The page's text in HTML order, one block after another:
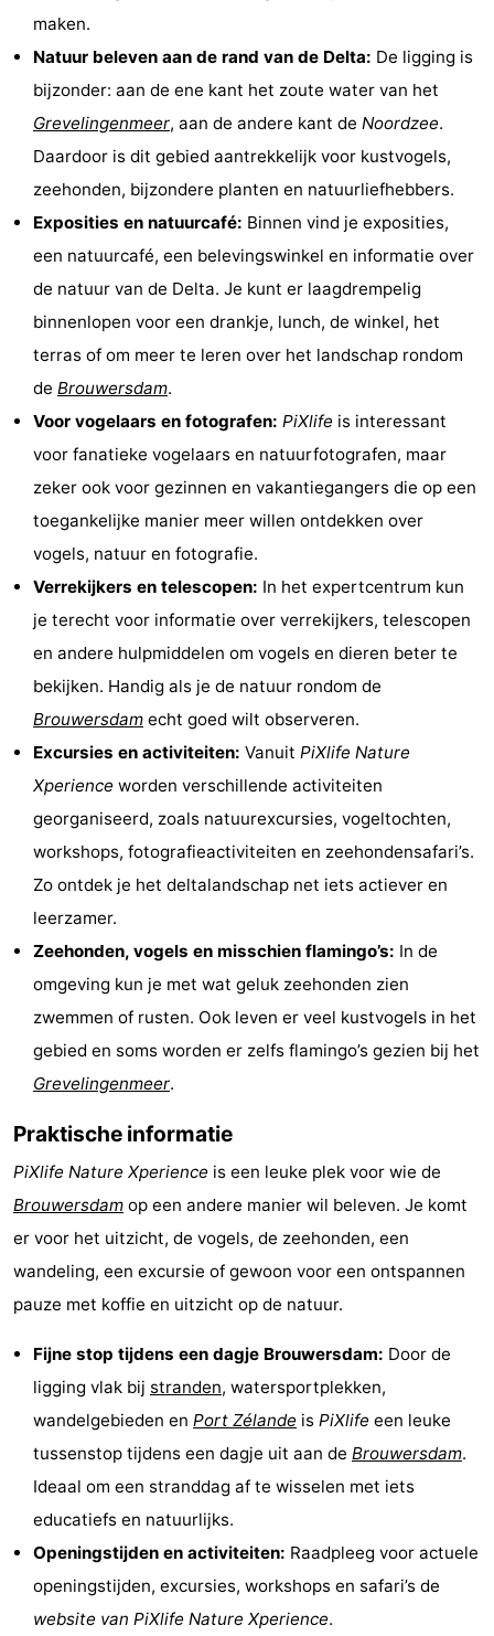
doen
Bezienswaardigheden
Musea
Monumenten
Uitkijkpunten
Attracties
Rondvaarten
Speeltuinen
Binnenspeeltuinen
Wellness
centra
Dorpen
Steden
Natuur
Sporten
Zwembaden
Surfen
Eten
drinken
Evenementen
Praktisch
Forum
Route
Parkeren
Medische
adressen
Reisboekenwinkel
Nieuws
Regio
Holland
-
Natuur
Duin
Katwijk
Den
maken.
Natuur beleven aan de rand van de Delta: De ligging is
bijzonder: aan de ene kant het zoute water van het
Grevelingenmeer, aan de andere kant de Noordzee.
Daardoor is dit gebied aantrekkelijk voor kustvogels,
zeehonden, bijzondere planten en natuurliefhebbers.
Exposities en natuurcafé: Binnen vind je exposities,
een natuurcafé, een belevingswinkel en informatie over
de natuur van de Delta. Je kunt er laagdrempelig
binnenlopen voor een drankje, lunch, de winkel, het
terras of om meer te leren over het landschap rondom
de Brouwersdam.
Voor vogelaars en fotografen: PiXlife is interessant
voor fanatieke vogelaars en natuurfotografen, maar
zeker ook voor gezinnen en vakantiegangers die op een
toegankelijke manier meer willen ontdekken over
vogels, natuur en fotografie.
Verrekijkers en telescopen: In het expertcentrum kun
je terecht voor informatie over verrekijkers, telescopen
en andere hulpmiddelen om vogels en dieren beter te
bekijken. Handig als je de natuur rondom de
Brouwersdam echt goed wilt observeren.
Excursies en activiteiten: Vanuit PiXlife Nature
Xperience worden verschillende activiteiten
georganiseerd, zoals natuurexcursies, vogeltochten,
workshops, fotografieactiviteiten en zeehondensafari’s.
Zo ontdek je het deltalandschap net iets actiever en
leerzamer.
Zeehonden, vogels en misschien flamingo’s: In de
omgeving kun je met wat geluk zeehonden zien
zwemmen of rusten. Ook leven er veel kustvogels in het
gebied en soms worden er zelfs flamingo’s gezien bij het
Grevelingenmeer.
Praktische informatie
PiXlife Nature Xperience is een leuke plek voor wie de
Brouwersdam op een andere manier wil beleven. Je komt
er voor het uitzicht, de vogels, de zeehonden, een
wandeling, een excursie of gewoon voor een ontspannen
pauze met koffie en uitzicht op de natuur.
Fijne stop tijdens een dagje Brouwersdam: Door de
ligging vlak bij stranden, watersportplekken,
wandelgebieden en Port Zélande is PiXlife een leuke
tussenstop tijdens een dagje uit aan de Brouwersdam.
Ideaal om een stranddag af te wisselen met iets
educatiefs en natuurlijks.
Openingstijden en activiteiten: Raadpleeg voor actuele
openingstijden, excursies, workshops en safari’s de
website van PiXlife Nature Xperience.